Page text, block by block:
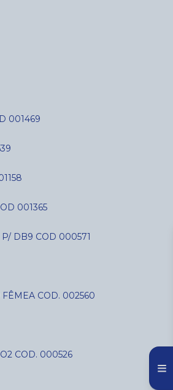
001469
001365
P/ DB9 COD 000571
FÊMEA COD. 002560
COD. 000526